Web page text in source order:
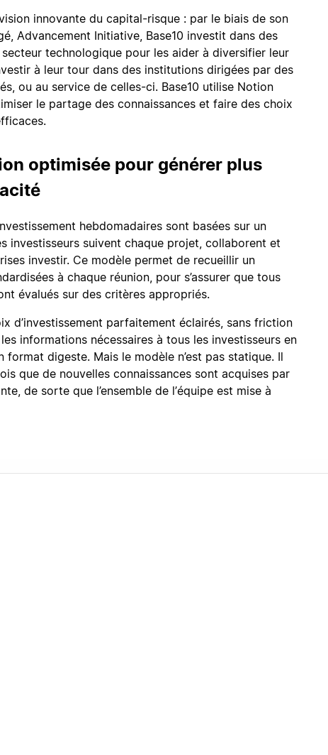
innovante du capital-risque : par le biais de son
Advancement Initiative, Base10 investit dans des
technologique pour les aider à diversifier leur
à leur tour dans des institutions dirigées par des
ou au service de celles-ci. Base10 utilise Notion
le partage des connaissances et faire des choix
optimisée pour générer plus
hebdomadaires sont basées sur un
investisseurs suivent chaque projet, collaborent et
investir. Ce modèle permet de recueillir un
à chaque réunion, pour s’assurer que tous
évalués sur des critères appropriés.
d’investissement parfaitement éclairés, sans friction
informations nécessaires à tous les investisseurs en
format digeste. Mais le modèle n’est pas statique. Il
que de nouvelles connaissances sont acquises par
de sorte que l’ensemble de l’équipe est mise à